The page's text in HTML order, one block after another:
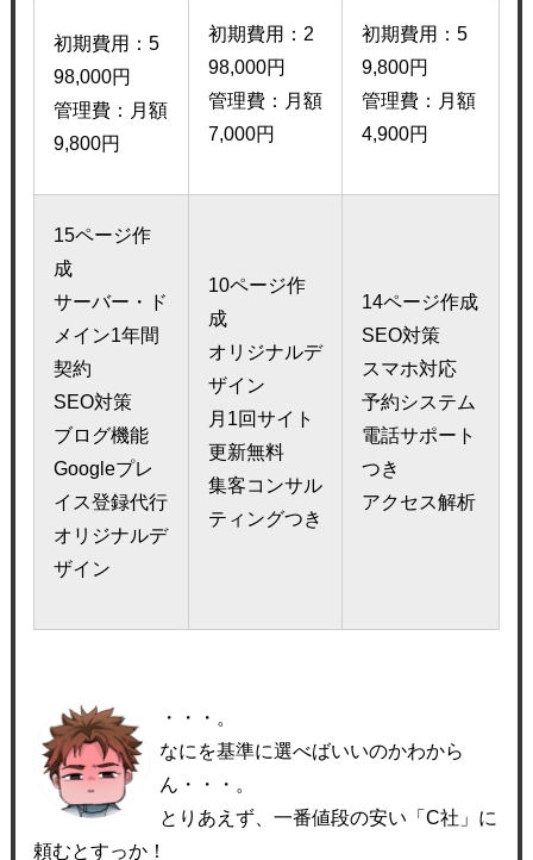
初期費用：5
98,000円
管理費：月額
9,800円
初期費用：2
98,000円
管理費：月額
7,000円
初期費用：5
9,800円
管理費：月額
4,900円
15ページ作
成
サーバー・ド
メイン1年間
契約
SEO対策
ブログ機能
Googleプレ
イス登録代行
オリジナルデ
ザイン
10ページ作
成
オリジナルデ
ザイン
月1回サイト
更新無料
集客コンサル
ティングつき
14ページ作成
SEO対策
スマホ対応
予約システム
電話サポート
つき
アクセス解析
・・・。
なにを基準に選べばいいのかわから
ん・・・。
とりあえず、一番値段の安い「C社」に
頼むとすっか！